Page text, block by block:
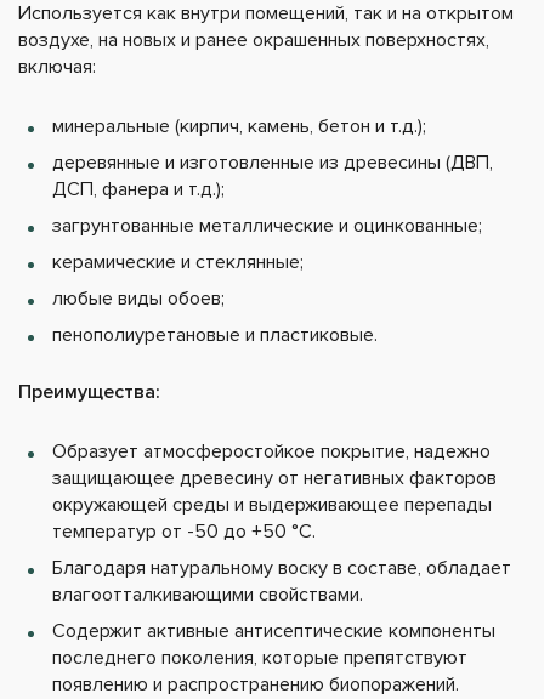
Используется как внутри помещений, так и на открытом
воздухе, на новых и ранее окрашенных поверхностях,
включая:
минеральные (кирпич, камень, бетон и т.д.);
деревянные и изготовленные из древесины (ДВП,
ДСП, фанера и т.д.);
загрунтованные металлические и оцинкованные;
керамические и стеклянные;
любые виды обоев;
пенополиуретановые и пластиковые.
Преимущества:
Образует атмосферостойкое покрытие, надежно
защищающее древесину от негативных факторов
окружающей среды и выдерживающее перепады
температур от -50 до +50 °C.
Благодаря натуральному воску в составе, обладает
влагоотталкивающими свойствами.
Содержит активные антисептические компоненты
последнего поколения, которые препятствуют
появлению и распространению биопоражений.